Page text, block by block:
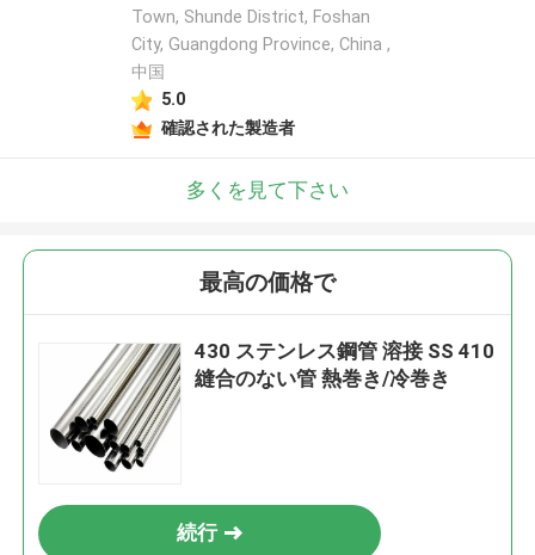
Town, Shunde District, Foshan
City, Guangdong Province, China ,
中国
5.0
確認された製造者
多くを見て下さい
最高の価格で
430 ステンレス鋼管 溶接 SS 410
縫合のない管 熱巻き/冷巻き
続行